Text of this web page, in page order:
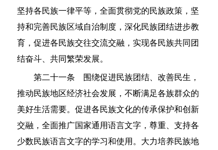
坚持各民族一律平等，全面贯彻党的民族政策，坚
持和完善民族区域自治制度，深化民族团结进步教
育，促进各民族交往交流交融，实现各民族共同团
结奋斗、共同繁荣发展。
第二十一条 围绕促进民族团结、改善民生，
推动民族地区经济社会发展，不断满足各族群众的
美好生活需要。促进各民族文化的传承保护和创新
交融，全面推广国家通用语言文字，尊重、支持各
少数民族语言文字的学习和使用。大力培养民族地